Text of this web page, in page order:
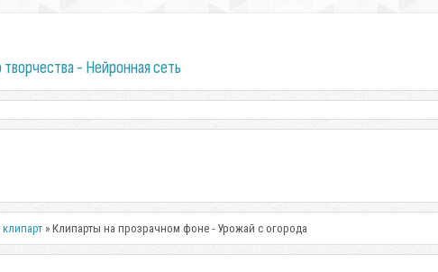
- Нейронная сеть
» Клипарты на прозрачном фоне - Урожай с огорода